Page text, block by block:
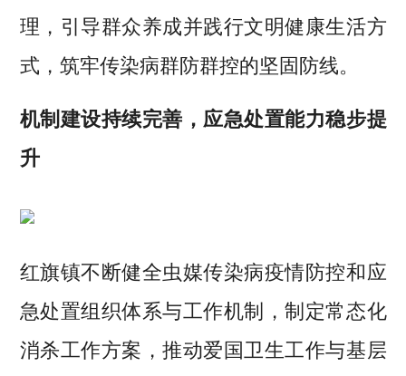
理，引导群众养成并践行文明健康生活方
式，筑牢传染病群防群控的坚固防线。
机制建设持续完善，应急处置能力稳步提
升
红旗镇不断健全虫媒传染病疫情防控和应
急处置组织体系与工作机制，制定常态化
消杀工作方案，推动爱国卫生工作与基层